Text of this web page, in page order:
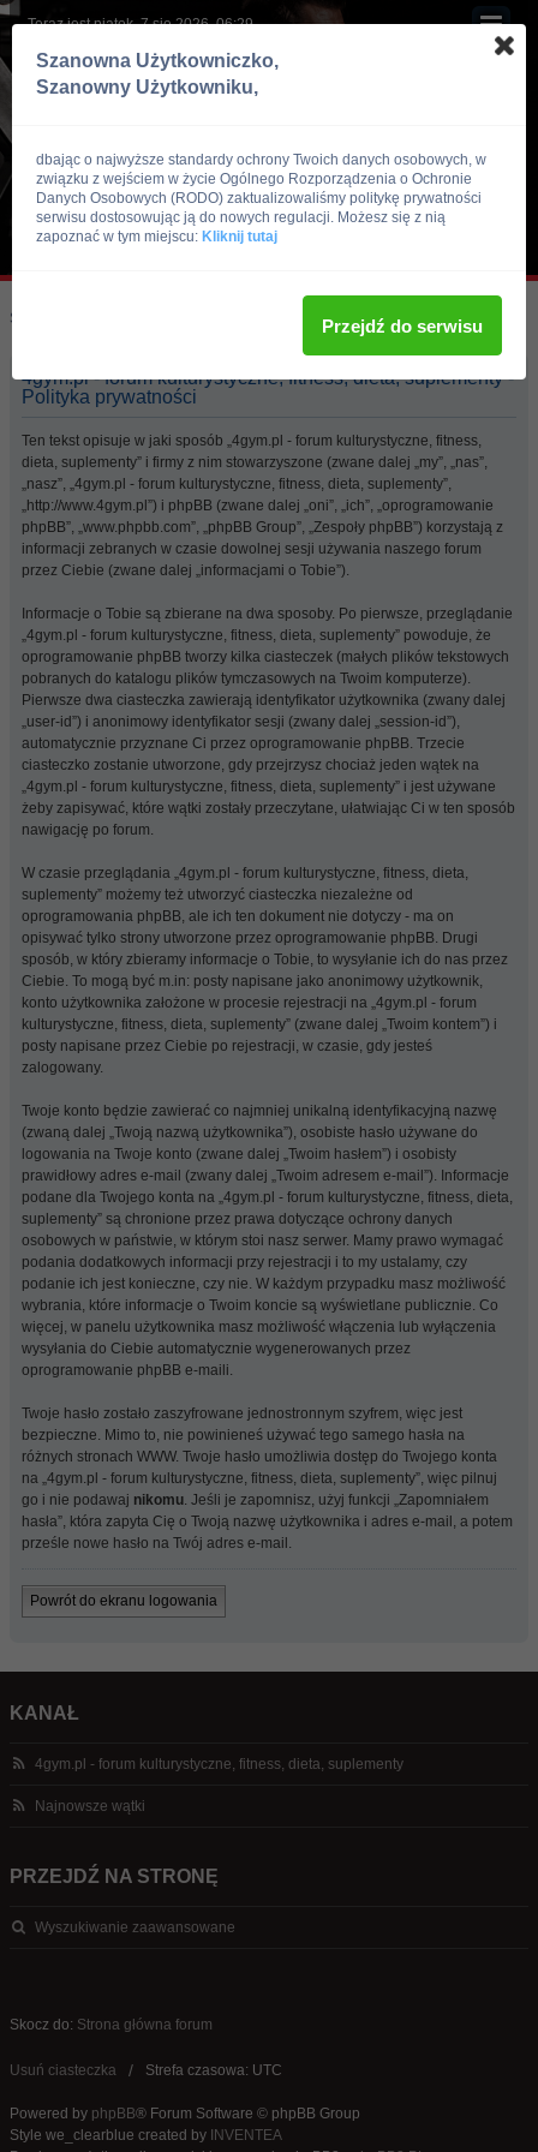
Teraz jest piątek, 7 sie 2026, 06:29
Skocz do:
4gym.pl - forum kulturystyczne, fitness, dieta, suplementy -
Polityka prywatności
Ten tekst opisuje w jaki sposób „4gym.pl - forum kulturystyczne, fitness,
dieta, suplementy” i firmy z nim stowarzyszone (zwane dalej „my”, „nas”,
„nasz”, „4gym.pl - forum kulturystyczne, fitness, dieta, suplementy”,
„http://www.4gym.pl”) i phpBB (zwane dalej „oni”, „ich”, „oprogramowanie
phpBB”, „www.phpbb.com”, „phpBB Group”, „Zespoły phpBB”) korzystają z
informacji zebranych w czasie dowolnej sesji używania naszego forum
przez Ciebie (zwane dalej „informacjami o Tobie”).
Informacje o Tobie są zbierane na dwa sposoby. Po pierwsze, przeglądanie
„4gym.pl - forum kulturystyczne, fitness, dieta, suplementy” powoduje, że
oprogramowanie phpBB tworzy kilka ciasteczek (małych plików tekstowych
pobranych do katalogu plików tymczasowych na Twoim komputerze).
Pierwsze dwa ciasteczka zawierają identyfikator użytkownika (zwany dalej
„user-id”) i anonimowy identyfikator sesji (zwany dalej „session-id”),
automatycznie przyznane Ci przez oprogramowanie phpBB. Trzecie
ciasteczko zostanie utworzone, gdy przejrzysz chociaż jeden wątek na
„4gym.pl - forum kulturystyczne, fitness, dieta, suplementy” i jest używane
żeby zapisywać, które wątki zostały przeczytane, ułatwiając Ci w ten sposób
nawigację po forum.
W czasie przeglądania „4gym.pl - forum kulturystyczne, fitness, dieta,
suplementy” możemy też utworzyć ciasteczka niezależne od
oprogramowania phpBB, ale ich ten dokument nie dotyczy - ma on
opisywać tylko strony utworzone przez oprogramowanie phpBB. Drugi
sposób, w który zbieramy informacje o Tobie, to wysyłanie ich do nas przez
Ciebie. To mogą być m.in: posty napisane jako anonimowy użytkownik,
konto użytkownika założone w procesie rejestracji na „4gym.pl - forum
kulturystyczne, fitness, dieta, suplementy” (zwane dalej „Twoim kontem”) i
posty napisane przez Ciebie po rejestracji, w czasie, gdy jesteś
zalogowany.
Twoje konto będzie zawierać co najmniej unikalną identyfikacyjną nazwę
(zwaną dalej „Twoją nazwą użytkownika”), osobiste hasło używane do
logowania na Twoje konto (zwane dalej „Twoim hasłem”) i osobisty
prawidłowy adres e-mail (zwany dalej „Twoim adresem e-mail”). Informacje
podane dla Twojego konta na „4gym.pl - forum kulturystyczne, fitness, dieta,
suplementy” są chronione przez prawa dotyczące ochrony danych
osobowych w państwie, w którym stoi nasz serwer. Mamy prawo wymagać
podania dodatkowych informacji przy rejestracji i to my ustalamy, czy
podanie ich jest konieczne, czy nie. W każdym przypadku masz możliwość
wybrania, które informacje o Twoim koncie są wyświetlane publicznie. Co
więcej, w panelu użytkownika masz możliwość włączenia lub wyłączenia
wysyłania do Ciebie automatycznie wygenerowanych przez
oprogramowanie phpBB e-maili.
Twoje hasło zostało zaszyfrowane jednostronnym szyfrem, więc jest
bezpieczne. Mimo to, nie powinieneś używać tego samego hasła na
różnych stronach WWW. Twoje hasło umożliwia dostęp do Twojego konta
na „4gym.pl - forum kulturystyczne, fitness, dieta, suplementy”, więc pilnuj
go i nie podawaj nikomu. Jeśli je zapomnisz, użyj funkcji „Zapomniałem
hasła”, która zapyta Cię o Twoją nazwę użytkownika i adres e-mail, a potem
prześle nowe hasło na Twój adres e-mail.
Powrót do ekranu logowania
KANAŁ
4gym.pl - forum kulturystyczne, fitness, dieta, suplementy
Najnowsze wątki
PRZEJDŹ NA STRONĘ
Wyszukiwanie zaawansowane
Skocz do: Strona główna forum
Usuń ciasteczka Strefa czasowa: UTC
Powered by phpBB® Forum Software © phpBB Group
Style we_clearblue created by INVENTEA
Szanowna Użytkowniczko,
Szanowny Użytkowniku,
dbając o najwyższe standardy ochrony Twoich danych osobowych, w
związku z wejściem w życie Ogólnego Rozporządzenia o Ochronie
Danych Osobowych (RODO) zaktualizowaliśmy politykę prywatności
serwisu dostosowując ją do nowych regulacji. Możesz się z nią
zapoznać w tym miejscu: Kliknij tutaj
Przejdź do serwisu